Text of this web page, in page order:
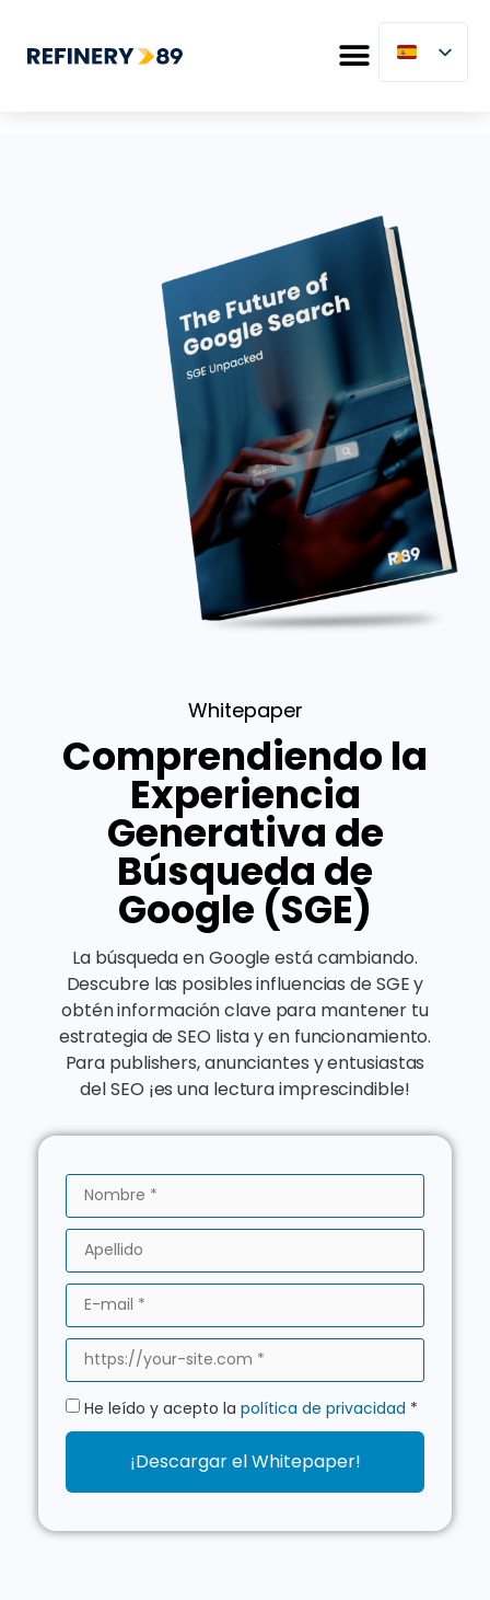
Whitepaper
Comprendiendo la
Experiencia
Generativa de
Búsqueda de
Google (SGE)
La búsqueda en Google está cambiando.
Descubre las posibles influencias de SGE y
obtén información clave para mantener tu
estrategia de SEO lista y en funcionamiento.
Para publishers, anunciantes y entusiastas
del SEO ¡es una lectura imprescindible!
He leído y acepto la política de privacidad *
¡Descargar el Whitepaper!